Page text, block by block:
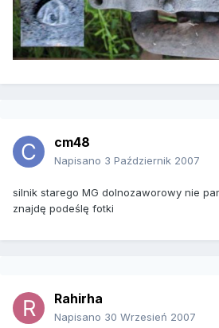
cm48
Napisano 3 Październik 2007
silnik starego MG dolnozaworowy nie
znajdę podeślę fotki
Rahirha
Napisano 30 Wrzesień 2007